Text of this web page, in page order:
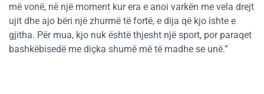
më vonë, në një moment kur era e anoi varkën me vela drejt
ujit dhe ajo bëri një zhurmë të fortë, e dija që kjo ishte e
gjitha. Për mua, kjo nuk është thjesht një sport, por paraqet
bashkëbisedë me diçka shumë më të madhe se unë.”